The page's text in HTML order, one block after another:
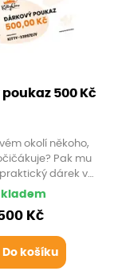
500 Kč
okolí někoho,
Pak mu
dárek v
Kč. Vybere si
Jak to funguje?
Kč
Do košíku